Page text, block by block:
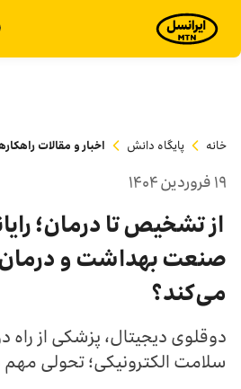
محصولات و راهکارها
سامانه‌ها
پشتیبانی
پایگاه دانش
خانه پایگاه دانش اخبار و مقالات
۱۹ فروردين ۱۴۰۴
از تشخیص تا درمان؛
صنعت بهداشت و درمان
می‌کند؟
دوقلوی دیجیتال، پزشکی از راه
سلامت الکترونیکی؛ تحولی مهم